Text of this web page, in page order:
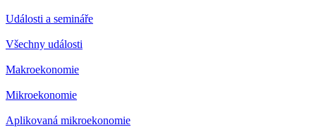
Události a semináře
Všechny události
Makroekonomie
Mikroekonomie
Aplikovaná mikroekonomie